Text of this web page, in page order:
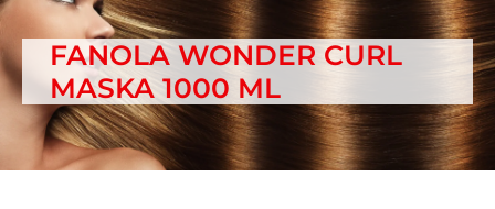
FANOLA WONDER CURL
MASKA 1000 ML